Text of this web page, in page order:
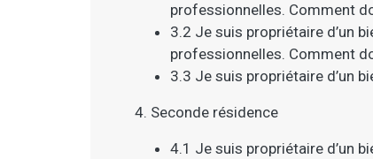
professionnelles. Comment
3.2 Je suis propriétaire d’un
professionnelles. Comment
3.3 Je suis propriétaire d’un
4. Seconde résidence
4.1 Je suis propriétaire d’un